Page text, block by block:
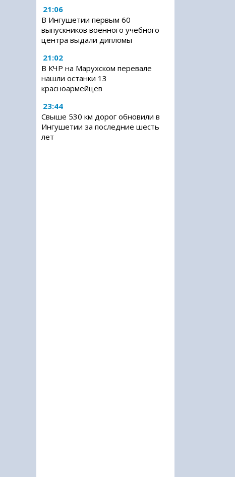
21:06
В Ингушетии первым 60
выпускников военного учебного
центра выдали дипломы
21:02
В КЧР на Марухском перевале
нашли останки 13
красноармейцев
23:44
Свыше 530 км дорог обновили в
Ингушетии за последние шесть
лет